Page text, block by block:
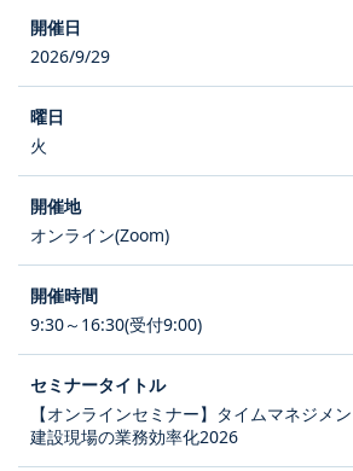
2026/9/29
火
オンライン(Zoom)
9:30～16:30(受付9:00)
【オンラインセミナー】タイムマネジメ
建設現場の業務効率化2026